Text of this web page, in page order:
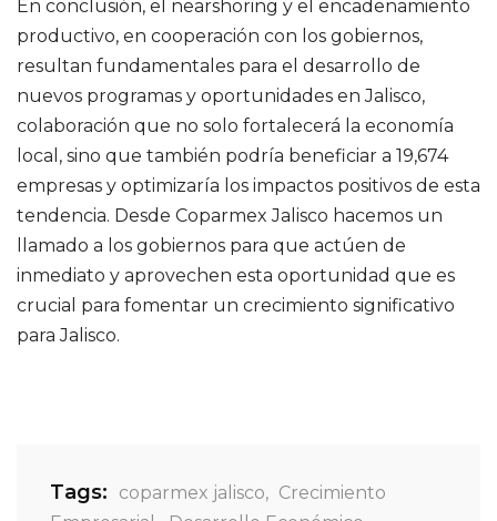
En conclusión, el nearshoring y el encadenamiento
productivo, en cooperación con los gobiernos,
resultan fundamentales para el desarrollo de
nuevos programas y oportunidades en Jalisco,
colaboración que no solo fortalecerá la economía
local, sino que también podría beneficiar a 19,674
empresas y optimizaría los impactos positivos de esta
tendencia. Desde Coparmex Jalisco hacemos un
llamado a los gobiernos para que actúen de
inmediato y aprovechen esta oportunidad que es
crucial para fomentar un crecimiento significativo
para Jalisco.
Tags: coparmex jalisco, Crecimiento